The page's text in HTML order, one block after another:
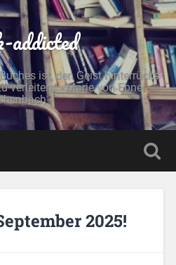
addicted
ist, den Geist hinterrücks
verleiten." - Marie von Ebner-
-
2025!